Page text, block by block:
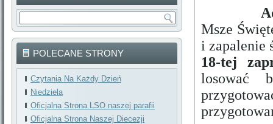
POLECANE STRONY
Czytania Na Każdy Dzień
Niedziela
Oficjalna Strona LSO naszej parafii
Oficjalna Strona Naszej Diecezji
Msze
i zapalenie
18-tej
losować